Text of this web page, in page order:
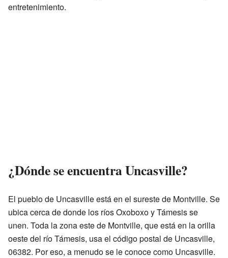
entretenimiento.
¿Dónde se encuentra Uncasville?
El pueblo de Uncasville está en el sureste de Montville. Se
ubica cerca de donde los ríos Oxoboxo y Támesis se
unen. Toda la zona este de Montville, que está en la orilla
oeste del río Támesis, usa el código postal de Uncasville,
06382. Por eso, a menudo se le conoce como Uncasville.